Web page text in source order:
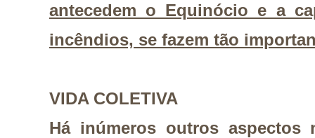
antecedem o Equinócio e a
incêndios, se fazem tão
VIDA COLETIVA
Há inúmeros outros aspectos